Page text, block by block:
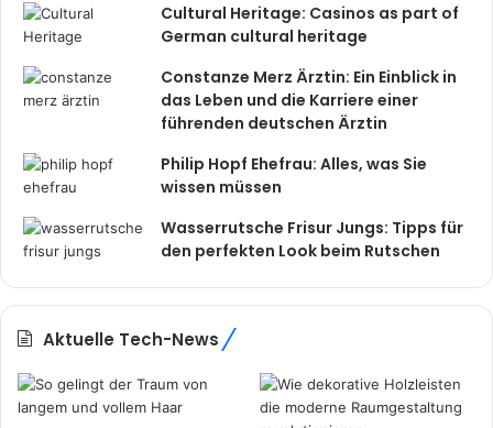
Cultural Heritage: Casinos as part of
German cultural heritage
Constanze Merz Ärztin: Ein Einblick in
das Leben und die Karriere einer
führenden deutschen Ärztin
Philip Hopf Ehefrau: Alles, was Sie
wissen müssen
Wasserrutsche Frisur Jungs: Tipps für
den perfekten Look beim Rutschen
Aktuelle Tech-News